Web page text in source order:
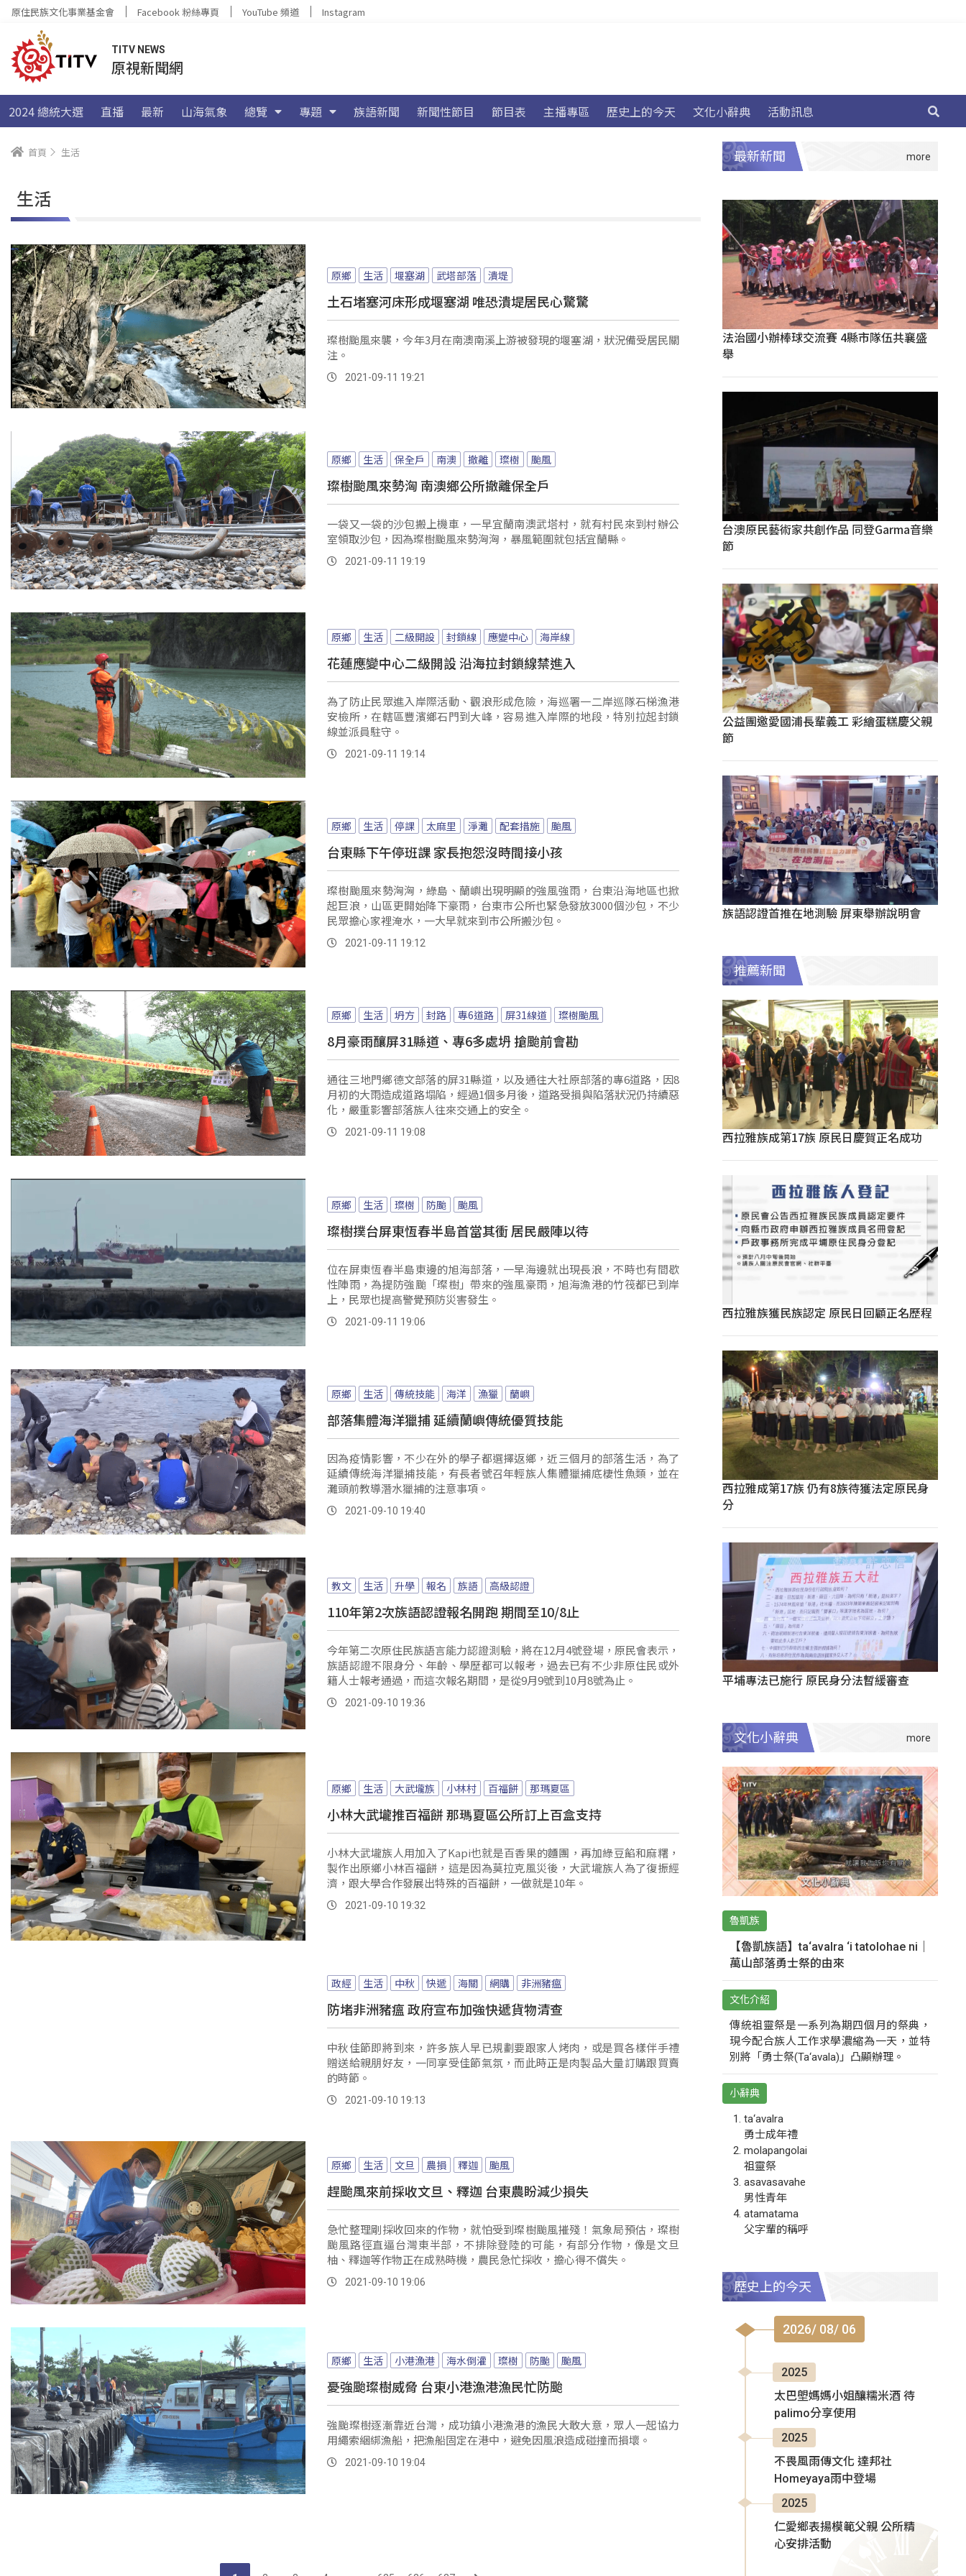
原住民族文化事業基金會 Facebook 粉絲專頁 YouTube 頻道 Instagram
TITV NEWS
原視新聞網
2024 總統大選 直播 最新 山海氣象 總覽 專題 族語新聞 新聞性節目 節目表 主播專區 歷史上的今天 文化小辭典 活動訊息
首頁 生活
生活
原鄉 生活 堰塞湖 武塔部落 潰堤
土石堵塞河床形成堰塞湖 唯恐潰堤居民心驚驚
璨樹颱風來襲，今年3月在南澳南溪上游被發現的堰塞湖，狀況備受居民關
注。
2021-09-11 19:21
原鄉 生活 保全戶 南澳 撤離 璨樹 颱風
璨樹颱風來勢洶 南澳鄉公所撤離保全戶
一袋又一袋的沙包搬上機車，一早宜蘭南澳武塔村，就有村民來到村辦公
室領取沙包，因為璨樹颱風來勢洶洶，暴風範圍就包括宜蘭縣。
2021-09-11 19:19
原鄉 生活 二級開設 封鎖線 應變中心 海岸線
花蓮應變中心二級開設 沿海拉封鎖線禁進入
為了防止民眾進入岸際活動、觀浪形成危險，海巡署一二岸巡隊石梯漁港
安檢所，在轄區豐濱鄉石門到大峰，容易進入岸際的地段，特別拉起封鎖
線並派員駐守。
2021-09-11 19:14
原鄉 生活 停課 太麻里 淨灘 配套措施 颱風
台東縣下午停班課 家長抱怨沒時間接小孩
璨樹颱風來勢洶洶，綠島、蘭嶼出現明顯的強風強雨，台東沿海地區也掀
起巨浪，山區更開始降下豪雨，台東市公所也緊急發放3000個沙包，不少
民眾擔心家裡淹水，一大早就來到市公所搬沙包。
2021-09-11 19:12
原鄉 生活 坍方 封路 專6道路 屏31線道 璨樹颱風
8月豪雨釀屏31縣道、專6多處坍 搶颱前會勘
通往三地門鄉德文部落的屏31縣道，以及通往大社原部落的專6道路，因8
月初的大雨造成道路塌陷，經過1個多月後，道路受損與陷落狀況仍持續惡
化，嚴重影響部落族人往來交通上的安全。
2021-09-11 19:08
原鄉 生活 璨樹 防颱 颱風
璨樹撲台屏東恆春半島首當其衝 居民嚴陣以待
位在屏東恆春半島東邊的旭海部落，一早海邊就出現長浪，不時也有間歇
性陣雨，為提防強颱「璨樹」帶來的強風豪雨，旭海漁港的竹筏都已到岸
上，民眾也提高警覺預防災害發生。
2021-09-11 19:06
原鄉 生活 傳統技能 海洋 漁獵 蘭嶼
部落集體海洋獵捕 延續蘭嶼傳統優質技能
因為疫情影響，不少在外的學子都選擇返鄉，近三個月的部落生活，為了
延續傳統海洋獵捕技能，有長者號召年輕族人集體獵捕底棲性魚類，並在
灘頭前教導潛水獵捕的注意事項。
2021-09-10 19:40
教文 生活 升學 報名 族語 高級認證
110年第2次族語認證報名開跑 期間至10/8止
今年第二次原住民族語言能力認證測驗，將在12月4號登場，原民會表示，
族語認證不限身分、年齡、學歷都可以報考，過去已有不少非原住民或外
籍人士報考通過，而這次報名期間，是從9月9號到10月8號為止。
2021-09-10 19:36
原鄉 生活 大武壠族 小林村 百福餅 那瑪夏區
小林大武壠推百福餅 那瑪夏區公所訂上百盒支持
小林大武壠族人用加入了Kapi也就是百香果的麵團，再加綠豆餡和麻糬，
製作出原鄉小林百福餅，這是因為莫拉克風災後，大武壠族人為了復振經
濟，跟大學合作發展出特殊的百福餅，一做就是10年。
2021-09-10 19:32
政經 生活 中秋 快遞 海關 網購 非洲豬瘟
防堵非洲豬瘟 政府宣布加強快遞貨物清查
中秋佳節即將到來，許多族人早已規劃要跟家人烤肉，或是買各樣伴手禮
贈送給親朋好友，一同享受佳節氣氛，而此時正是肉製品大量訂購跟買賣
的時節。
2021-09-10 19:13
原鄉 生活 文旦 農損 釋迦 颱風
趕颱風來前採收文旦、釋迦 台東農盼減少損失
急忙整理剛採收回來的作物，就怕受到璨樹颱風摧殘！氣象局預估，璨樹
颱風路徑直逼台灣東半部，不排除登陸的可能，有部分作物，像是文旦
柚、釋迦等作物正在成熟時機，農民急忙採收，擔心得不償失。
原鄉 生活 小港漁港 海水倒灌 璨樹 防颱 颱風
憂強颱璨樹威脅 台東小港漁港漁民忙防颱
強颱璨樹逐漸靠近台灣，成功鎮小港漁港的漁民大敢大意，眾人一起協力
用繩索綑綁漁船，把漁船固定在港中，避免因風浪造成碰撞而損壞。
最新新聞
法治國小辦棒球交流賽 4縣市隊伍共襄盛
舉
台澳原民藝術家共創作品 同登Garma音樂
節
公益團邀愛國浦長輩義工 彩繪蛋糕慶父親
節
族語認證首推在地測驗 屏東舉辦說明會
推薦新聞
西拉雅族成第17族 原民日慶賀正名成功
西拉雅族獲民族認定 原民日回顧正名歷程
西拉雅成第17族 仍有8族待獲法定原民身
分
平埔專法已施行 原民身分法暫緩審查
文化小辭典
魯凱族
【魯凱族語】ta‘avalra ‘i tatolohae ni｜
萬山部落勇士祭的由來
文化介紹
傳統祖靈祭是一系列為期四個月的祭典，
現今配合族人工作求學濃縮為一天，並特
別將「勇士祭(Ta‘avala)」凸顯辦理。
小辭典
ta‘avalra
勇士成年禮
molapangolai
祖靈祭
asavasavahe
男性青年
atamatama
父字輩的稱呼
歷史上的今天
2026/ 08/ 06
2025
太巴塱媽媽小姐釀糯米酒 待
palimo分享使用
2025
不畏風雨傳文化 達邦社
Homeyaya雨中登場
2025
仁愛鄉表揚模範父親 公所精
心安排活動